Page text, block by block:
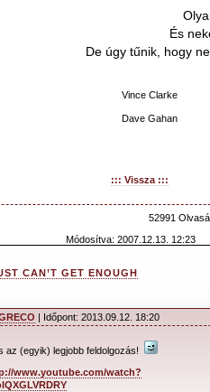
És
De úgy tűnik, hogy
Vince Clarke
Dave Gahan
::: Vissza :::
52991
Módosítva: 2007.12.13. 12:23
CAN’T GET ENOUGH
| Időpont: 2013.09.12. 18:20
az (egyik) legjobb feldolgozás!
www.youtube.com/watch?